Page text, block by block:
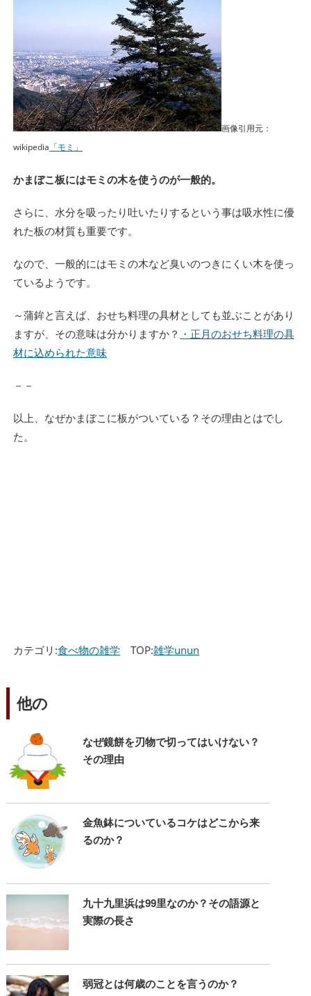
画像引用元：
wikipedia 「モミ」
かまぼこ板にはモミの木を使うのが一般的。
さらに、水分を吸ったり吐いたりするという事は吸水性に優
れた板の材質も重要です。
なので、一般的にはモミの木など臭いのつきにくい木を使っ
ているようです。
～蒲鉾と言えば、おせち料理の具材としても並ぶことがあり
ますが、その意味は分かりますか？ ・正月のおせち料理の具
材に込められた意味
－－
以上、なぜかまぼこに板がついている？その理由とはでし
た。
カテゴリ:食べ物の雑学TOP:雑学unun
他の
なぜ鏡餅を刃物で切ってはいけない？
その理由
金魚鉢についているコケはどこから来
るのか？
九十九里浜は99里なのか？その語源と
実際の長さ
弱冠とは何歳のことを言うのか？